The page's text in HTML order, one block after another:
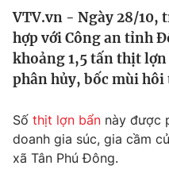
Y tế
Thế giới
Thế giới đó đây
Kinh tế
Tài chính
Dữ liệu và đời sống
Giáo dục
VTV.vn - Ngày 28/10,
hợp với Công an tỉnh
khoảng 1,5 tấn thịt
phân hủy, bốc mùi hôi
Số thịt lợn bẩn này được
doanh gia súc, gia cầm
xã Tân Phú Đông.